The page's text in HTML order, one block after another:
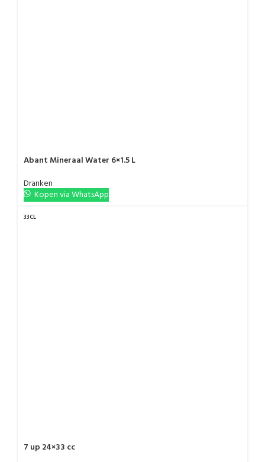
Abant Mineraal Water 6×1.5 L
Dranken
Kopen via WhatsApp
33CL
7 up 24×33 cc